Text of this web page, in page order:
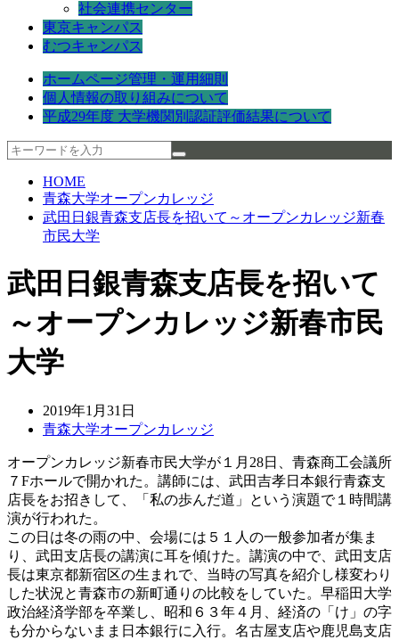
社会連携センター
東京キャンパス
むつキャンパス
ホームページ管理・運用細則
個人情報の取り組みについて
平成29年度 大学機関別認証評価結果について
HOME
青森大学オープンカレッジ
武田日銀青森支店長を招いて～オープンカレッジ新春
市民大学
武田日銀青森支店長を招いて
～オープンカレッジ新春市民
大学
2019年1月31日
青森大学オープンカレッジ
オープンカレッジ新春市民大学が１月28日、青森商工会議所
７Fホールで開かれた。講師には、武田吉孝日本銀行青森支
店長をお招きして、「私の歩んだ道」という演題で１時間講
演が行われた。
この日は冬の雨の中、会場には５１人の一般参加者が集ま
り、武田支店長の講演に耳を傾けた。講演の中で、武田支店
長は東京都新宿区の生まれで、当時の写真を紹介し様変わり
した状況と青森市の新町通りの比較をしていた。早稲田大学
政治経済学部を卒業し、昭和６３年４月、経済の「け」の字
も分からないまま日本銀行に入行。名古屋支店や鹿児島支店